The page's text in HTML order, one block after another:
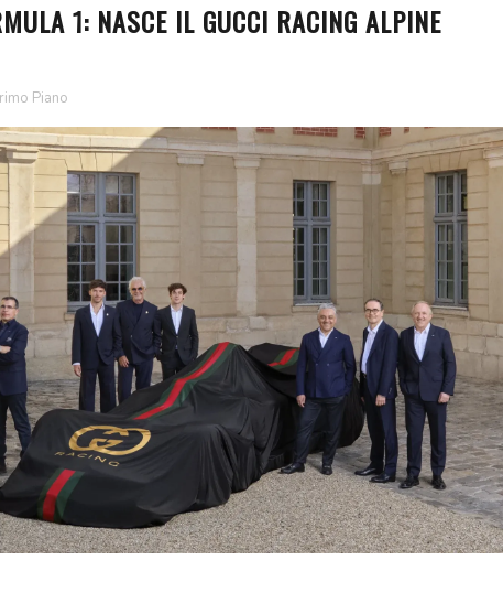
1: NASCE IL GUCCI RACING ALPINE
Piano